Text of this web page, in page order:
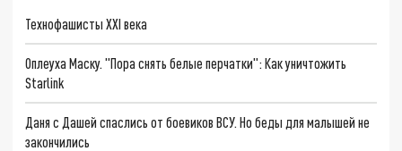
Технофашисты XXI века
Оплеуха Маску. "Пора снять белые перчатки": Как уничтожить
Starlink
Даня с Дашей спаслись от боевиков ВСУ. Но беды для малышей не
закончились